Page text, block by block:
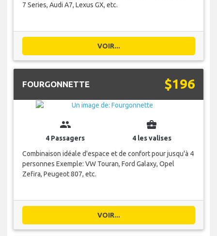
7 Series, Audi A7, Lexus GX, etc.
VOIR...
FOURGONNETTE $196
group
4 Passagers
business_center
4 les valises
Combinaison idéale d'espace et de confort pour jusqu'à 4
personnes Exemple: VW Touran, Ford Galaxy, Opel
Zefira, Peugeot 807, etc.
VOIR...